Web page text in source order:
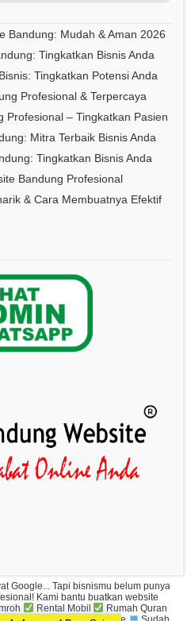
Bandung: Mudah & Aman 2026
Tingkatkan Bisnis Anda
Tingkatkan Potensi Anda
Profesional & Terpercaya
Profesional – Tingkatkan Pasien
Mitra Terbaik Bisnis Anda
Tingkatkan Bisnis Anda
Bandung Profesional
& Cara Membuatnya Efektif
Google... Tapi bisnismu belum punya
Kami bantu buatkan website
Rental Mobil
Rumah Quran